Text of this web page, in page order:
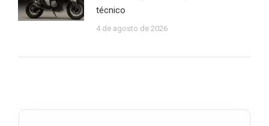
técnico
4 de agosto de 2026